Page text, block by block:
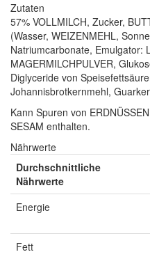
Zutaten
57% VOLLMILCH, Zucker,
(Wasser, WEIZENMEHL,
Natriumcarbonate, Emulgator:
MAGERMILCHPULVER,
Diglyceride von
Johannisbrotkernmehl,
Kann Spuren von
SESAM enthalten.
Nährwerte
Durchschnittliche
Nährwerte
Energie
Fett